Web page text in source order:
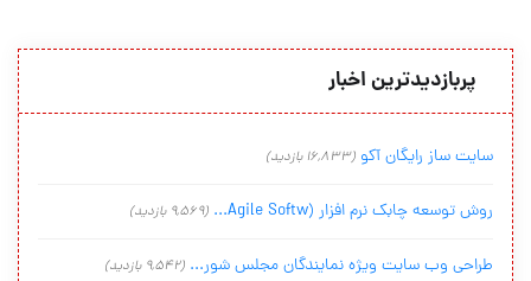
پربازدیدترین اخبار
سایت ساز رایگان آکو (16,833 بازدید)
روش توسعه چابک نرم افزار (Agile Softw... (9,569 بازدید)
طراحی وب سایت ویژه نمایندگان مجلس شور... (9,542 بازدید)